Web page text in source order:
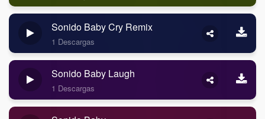
Sonido Baby Cry Remix
1 Descargas
Sonido Baby Laugh
1 Descargas